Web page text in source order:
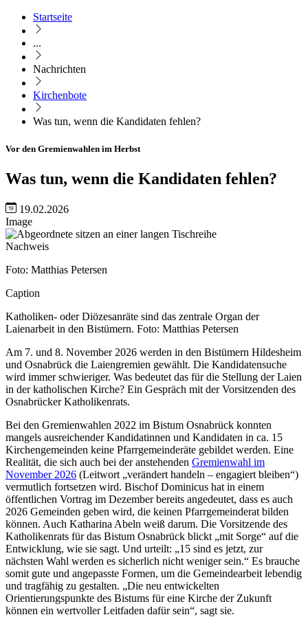
Startseite
...
Nachrichten
Kirchenbote
Was tun, wenn die Kandidaten fehlen?
Vor den Gremienwahlen im Herbst
Was tun, wenn die Kandidaten fehlen?
19.02.2026
Image
Nachweis
Foto: Matthias Petersen
Caption
Katholiken- oder Diözesanräte sind das zentrale Organ der
Laienarbeit in den Bistümern. Foto: Matthias Petersen
Am 7. und 8. November 2026 werden in den Bistümern Hildesheim
und Osnabrück die Laiengremien gewählt. Die Kandidatensuche
wird immer schwieriger. Was bedeutet das für die Stellung der Laien
in der katholischen Kirche? Ein Gespräch mit der Vorsitzenden des
Osnabrücker Katholikenrats.
Bei den Gremienwahlen 2022 im Bistum Osnabrück konnten
mangels ausreichender Kandidatinnen und Kandidaten in ca. 15
Kirchengemeinden keine Pfarrgemeinderäte gebildet werden. Eine
Realität, die sich auch bei der anstehenden Gremienwahl im
November 2026 (Leitwort „verändert handeln – engagiert bleiben“)
vermutlich fortsetzen wird. Bischof Dominicus hat in einem
öffentlichen Vortrag im Dezember bereits angedeutet, dass es auch
2026 Gemeinden geben wird, die keinen Pfarrgemeinderat bilden
können. Auch Katharina Abeln weiß darum. Die Vorsitzende des
Katholikenrats für das Bistum Osnabrück blickt „mit Sorge“ auf die
Entwicklung, wie sie sagt. Und urteilt: „15 sind es jetzt, zur
nächsten Wahl werden es sicherlich nicht weniger sein.“ Es brauche
somit gute und angepasste Formen, um die Gemeindearbeit lebendig
und tragfähig zu gestalten. „Die neu entwickelten
Orientierungspunkte des Bistums für eine Kirche der Zukunft
können ein wertvoller Leitfaden dafür sein“, sagt sie.